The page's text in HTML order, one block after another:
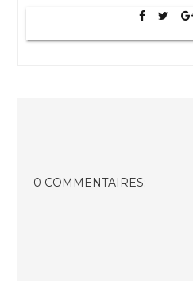
0 COMMENTAIRES: